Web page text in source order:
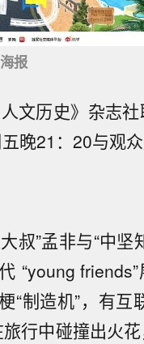
报
文历史》杂志
晚21：20与观众
”孟非与“中坚
“young
“制造机”，有互
行中碰撞出火